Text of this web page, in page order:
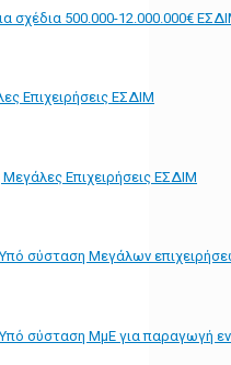
σχέδια 500.000-12.000.000€
Επιχειρήσεις ΕΣΔΙΜ
Επιχειρήσεις ΕΣΔΙΜ
σύσταση Μεγάλων
σύσταση ΜμΕ για παραγωγή